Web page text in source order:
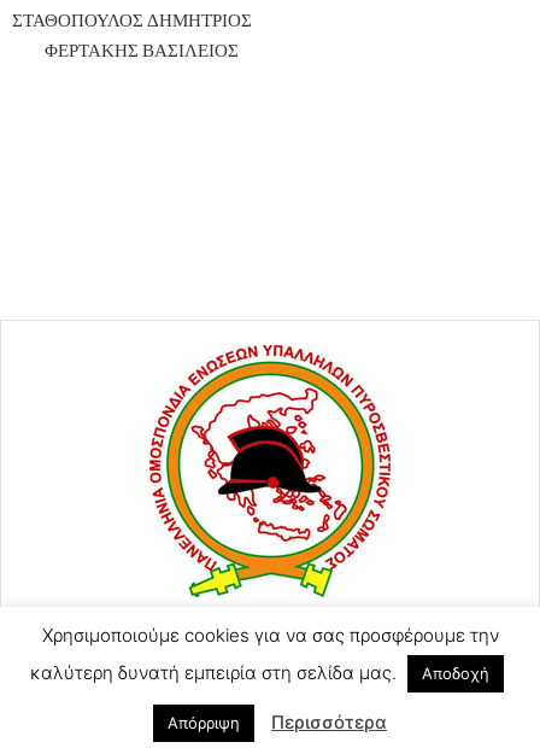
ΣΤΑΘΟΠΟΥΛΟΣ ΔΗΜΗΤΡΙΟΣ
ΦΕΡΤΑΚΗΣ ΒΑΣΙΛΕΙΟΣ
ΑΓΙΟΥ ΚΩΝΣΤΑΝΤΙΝΟΥ 57
2105248128
poeyps@yahoo.com
Χρησιμοποιούμε cookies για να σας προσφέρουμε την
καλύτερη δυνατή εμπειρία στη σελίδα μας.
Αποδοχή
Απόρριψη Περισσότερα